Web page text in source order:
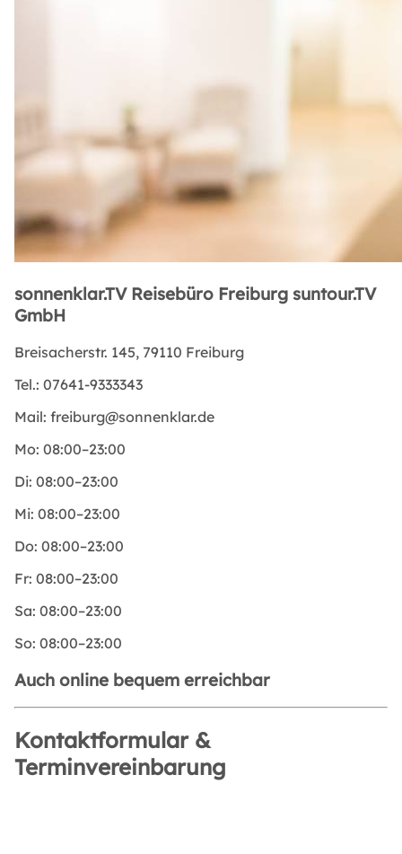
sonnenklar.TV Reisebüro Freiburg suntour.TV
GmbH
Breisacherstr. 145, 79110 Freiburg
Tel.: 07641-9333343
Mail: freiburg@sonnenklar.de
Mo: 08:00–23:00
Di: 08:00–23:00
Mi: 08:00–23:00
Do: 08:00–23:00
Fr: 08:00–23:00
Sa: 08:00–23:00
So: 08:00–23:00
Auch online bequem erreichbar
Kontaktformular &
Terminvereinbarung